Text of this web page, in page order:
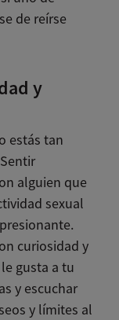
de reírse
y
estás tan
alguien que
sexual
curiosidad y
gusta a tu
y escuchar
y límites al